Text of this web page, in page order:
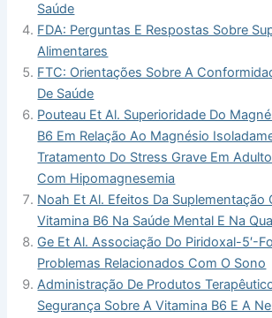
Saúde
FDA: Perguntas E Respostas Sobre
Alimentares
FTC: Orientações Sobre A
De Saúde
Pouteau Et Al. Superioridade Do
B6 Em Relação Ao Magnésio
Tratamento Do Stress Grave Em
Com Hipomagnesemia
Noah Et Al. Efeitos Da Suplementação
Vitamina B6 Na Saúde Mental E Na
Ge Et Al. Associação Do Piridoxal-5′-
Problemas Relacionados Com O Sono
Administração De Produtos
Segurança Sobre A Vitamina B6 E A